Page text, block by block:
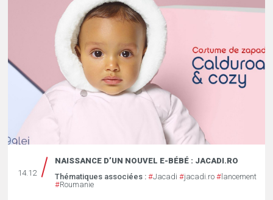
14.12
NAISSANCE D’UN NOUVEL E-BÉBÉ : JACADI.RO
Thématiques associées : #Jacadi #jacadi.ro # lancement
#Roumanie